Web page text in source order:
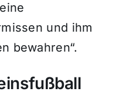
und ihm
bewahren“.